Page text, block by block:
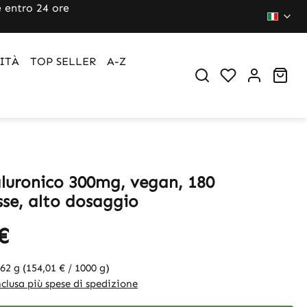
entro 24 ore
TOP SELLER
A-Z
300mg, vegan, 180
alto dosaggio
g (154,01 € / 1000 g)
più spese di spedizione